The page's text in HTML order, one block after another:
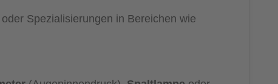
oder Spezialisierungen in Bereichen wie